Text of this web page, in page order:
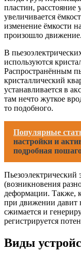
пластин, расстояние
увеличивается
изменение ёмкости
произошло движение.
В
используются
Распространённым
кристаллический
устанавливается в
там нечто жуткое
то подобного.
Популярные
настройки и
подробная
Пьезоэлектрический
(возникновения
деформации. Также,
при движении давит
сжимается и
регистрируется
Виды